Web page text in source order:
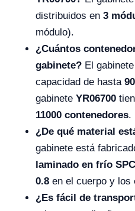
distribuidos en 3
módulo).
¿Cuántos
gabinete? El gabinete
capacidad de hasta
gabinete YR06700
11000 contenedores.
¿De qué material
gabinete está
laminado en frío
0.8 en el cuerpo y los
¿Es fácil de